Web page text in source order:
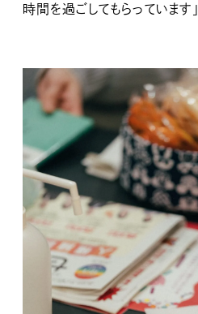
時間を過ごしてもらっています」